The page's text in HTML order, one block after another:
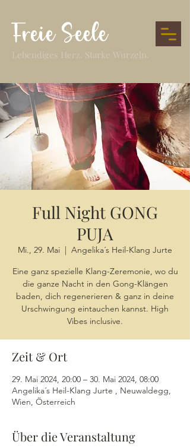
Freie Seele
Lebendiges Herz. Starke Wurzeln.
Full Night GONG
PUJA
Mi., 29. Mai
  |
Angelika´s Heil-Klang Jurte
Eine ganz spezielle Klang-Zeremonie, wo du
die ganze Nacht in den Gong-Klängen
baden, dich regenerieren & ganz in deine
Urschwingung eintauchen kannst. High
Vibes inclusive.
Zeit & Ort
29. Mai 2024, 20:00 – 30. Mai 2024, 08:00
Angelika´s Heil-Klang Jurte , Neuwaldegg,
Wien, Österreich
Über die Veranstaltung